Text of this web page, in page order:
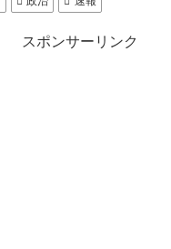
スポンサーリンク